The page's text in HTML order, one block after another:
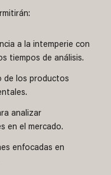
a la intemperie con
tiempos de análisis.
de los productos
analizar
en el mercado.
enfocadas en